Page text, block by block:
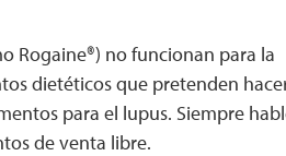
Rogaine®) no funcionan para la
dietéticos que pretenden
para el lupus. Siempre
de venta libre.